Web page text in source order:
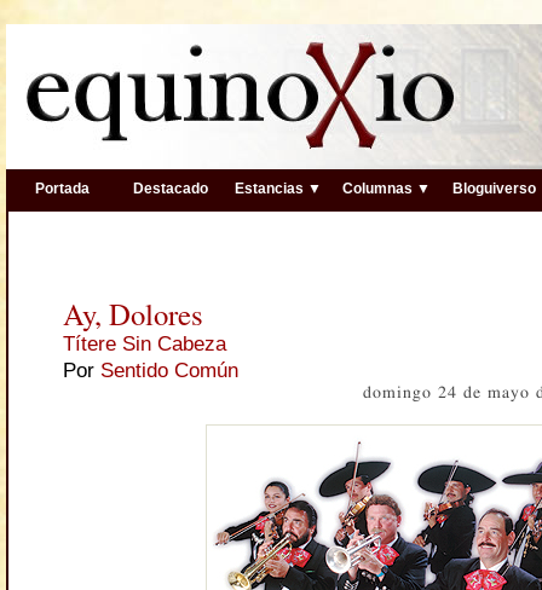
Portada Destacado Estancias ▼ Columnas ▼ Bloguiverso
Ay, Dolores
Títere Sin Cabeza
Por Sentido Común
domingo 24 de mayo